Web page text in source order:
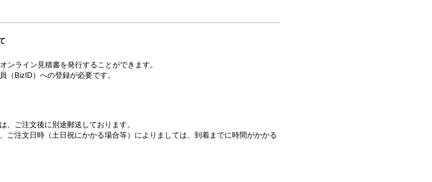
ンライン見積書を発行することができます。
BizID）への登録が必要です。
、ご注文後に別途郵送しております。
ご注文日時（土日祝にかかる場合等）によりましては、到着までに時間がかかる